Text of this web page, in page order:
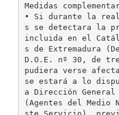
Medidas
• Si durante la
s se detectara la
incluida en el
s de Extremadura
D.O.E. nº 30, de
pudiera verse
se estará a lo
a Dirección General
(Agentes del
ste Servicio),